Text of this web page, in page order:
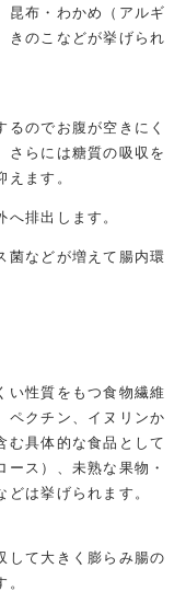
昆布・わかめ（アルギ
きのこなどが挙げられ
るのでお腹が空きにく
さらには糖質の吸収を
ます。
へ排出します。
菌などが増えて腸内環
い性質をもつ食物繊維
ペクチン、イヌリンか
む具体的な食品として
ス）、未熟な果物・
は挙げられます。
して大きく膨らみ腸の